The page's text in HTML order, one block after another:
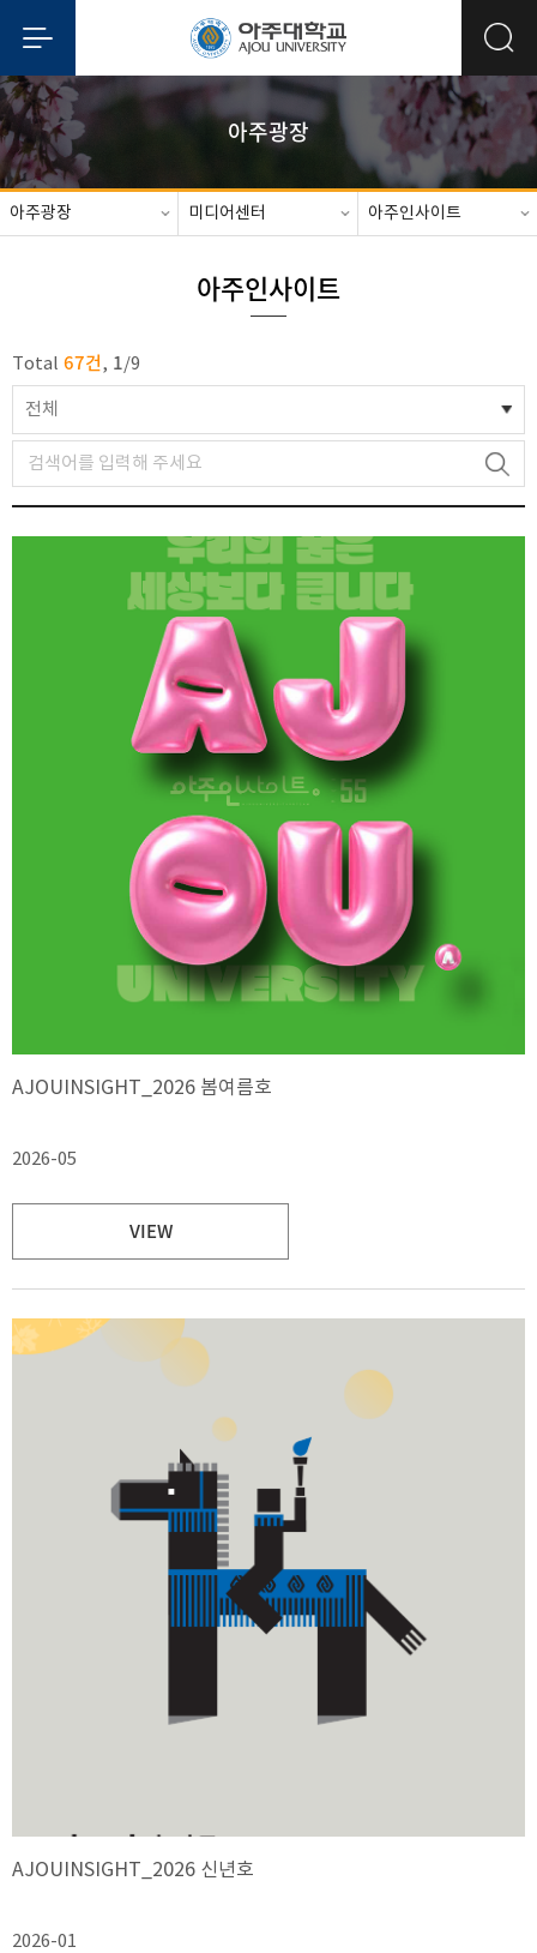
아주광장
아주광장 미디어센터 아주인사이트
아주인사이트
Total 67건, 1/9
전체
AJOUINSIGHT_2026 봄여름호
2026-05
VIEW
AJOUINSIGHT_2026 신년호
2026-01